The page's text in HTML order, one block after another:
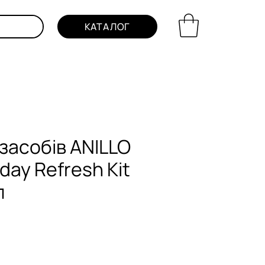
КАТАЛОГ
ANILLO
Refresh Kit